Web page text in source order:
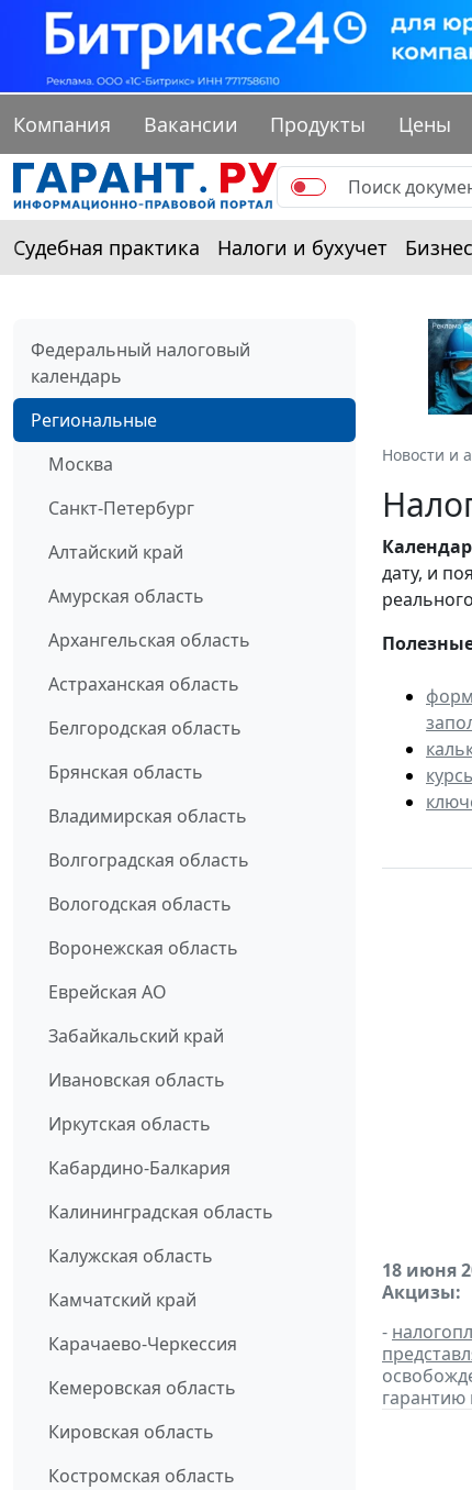
Компания Вакансии Продукты Цены
Судебная практика Налоги и бухучет Бизнес
Федеральный налоговый
календарь
Региональные
Москва
Санкт-Петербург
Алтайский край
Амурская область
Архангельская область
Астраханская область
Белгородская область
Брянская область
Владимирская область
Волгоградская область
Вологодская область
Воронежская область
Еврейская АО
Забайкальский край
Ивановская область
Иркутская область
Кабардино-Балкария
Калининградская область
Калужская область
Камчатский край
Карачаево-Черкессия
Кемеровская область
Кировская область
Костромская область
Новости и
дату, и
18 июня
Акцизы:
-
гарантию